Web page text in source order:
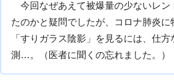
今回なぜあえて被爆量の少ないレン
たのかと疑問でしたが、コロナ肺炎に
「すりガラス陰影」を見るには、仕
測…。（医者に聞くの忘れました。）